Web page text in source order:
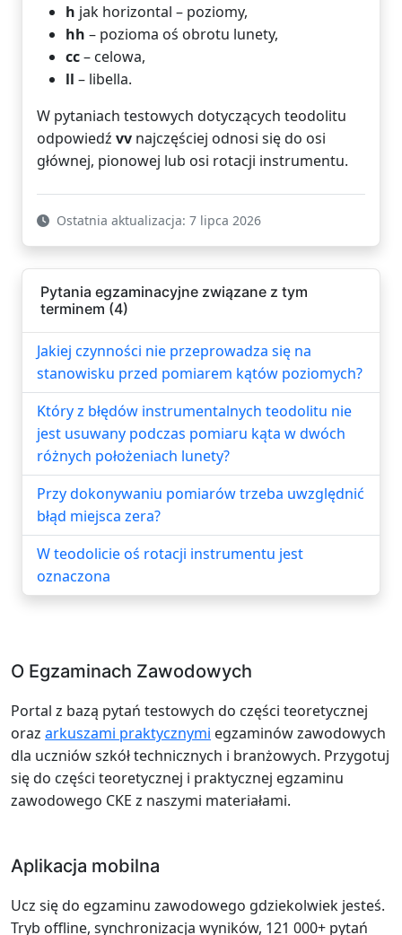
h jak horizontal – poziomy,
hh – pozioma oś obrotu lunety,
cc– celowa,
ll – libella.
W pytaniach testowych dotyczących teodolitu
odpowiedź vv najczęściej odnosi się do osi
głównej, pionowej lub osi rotacji instrumentu.
Ostatnia aktualizacja: 7 lipca 2026
Pytania egzaminacyjne związane z tym
terminem (4)
Jakiej czynności nie przeprowadza się na
stanowisku przed pomiarem kątów poziomych?
Który z błędów instrumentalnych teodolitu nie
jest usuwany podczas pomiaru kąta w dwóch
różnych położeniach lunety?
Przy dokonywaniu pomiarów trzeba uwzględnić
błąd miejsca zera?
W teodolicie oś rotacji instrumentu jest
oznaczona
O Egzaminach Zawodowych
Portal z bazą pytań testowych do części teoretycznej
oraz arkuszami praktycznymi egzaminów zawodowych
dla uczniów szkół technicznych i branżowych. Przygotuj
się do części teoretycznej i praktycznej egzaminu
zawodowego CKE z naszymi materiałami.
Aplikacja mobilna
Ucz się do egzaminu zawodowego gdziekolwiek jesteś.
Tryb offline, synchronizacja wyników, 121 000+ pytań